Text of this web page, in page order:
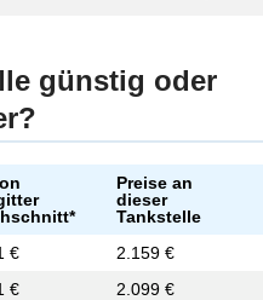
günstig oder
Preise an
dieser
Tankstelle
€
2.159 €
€
2.099 €